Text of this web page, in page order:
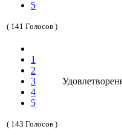
5
( 141 Голосов )
1
2
3
4
5
( 143 Голосов )